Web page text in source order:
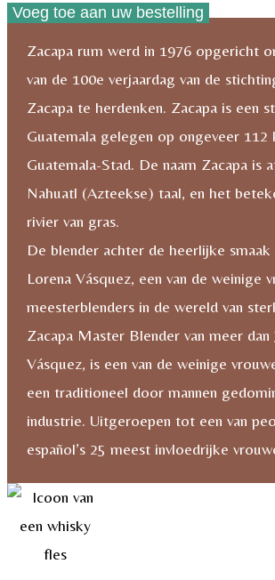
Zacapa
Voeg toe aan uw bestelling
Zacapa rum werd in 1976 opgericht
van de 100e verjaardag van de
Zacapa te herdenken. Zacapa is een
Guatemala gelegen op ongeveer 112
Guatemala-Stad. De naam Zacapa is
Nahuatl (Azteekse) taal, en het
rivier van gras.
De blender achter de heerlijke smaak
Lorena Vásquez, een van de weinige
meesterblenders in de wereld van
Zacapa Master Blender van meer dan
Vásquez, is een van de weinige
een traditioneel door mannen
industrie. Uitgeroepen tot een van
español’s 25 meest invloedrijke